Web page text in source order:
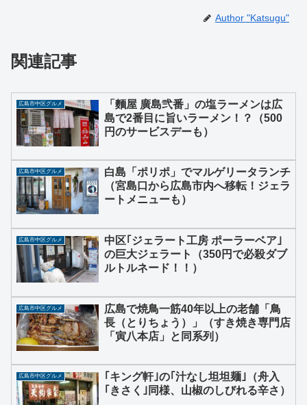
Author "Katsugu"
関連記事
広島市中区グルメ
「麵屋 廣島弐番」の塩ラーメンは広
島で2番目に旨いラーメン！？（500
円のサービスデーも）
広島市中区グルメ
白島「ポリポ」でマルゲリータランチ
（宮島口から広島市内へ移転！ジェラ
ートメニューも）
広島市中区グルメ
中区｢ジェラート工房 ポーラーベア｣
の巨大ジェラート（350円で必殺ダブ
ルトルネード！！）
広島市中区グルメ
広島で焼鳥一筋40年以上の老舗「鳥
長（とりちょう）」（すき焼き専門店
「寅八本店」と同系列）
広島市中区グルメ
｢キング軒｣の｢汁なし坦坦麺｣（舟入
｢きさく｣同様、山椒のしびれる辛さ）